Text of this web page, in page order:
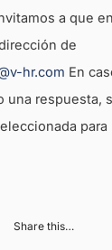
a que
de
hr.com En
una respuesta,
para
Share this…